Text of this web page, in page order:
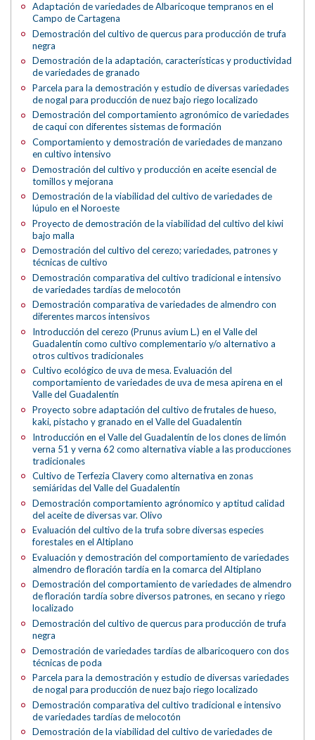
Adaptación de variedades de Albaricoque tempranos en el
Campo de Cartagena
Demostración del cultivo de quercus para producción de trufa
negra
Demostración de la adaptación, características y productividad
de variedades de granado
Parcela para la demostración y estudio de diversas variedades
de nogal para producción de nuez bajo riego localizado
Demostración del comportamiento agronómico de variedades
de caqui con diferentes sistemas de formación
Comportamiento y demostración de variedades de manzano
en cultivo intensivo
Demostración del cultivo y producción en aceite esencial de
tomillos y mejorana
Demostración de la viabilidad del cultivo de variedades de
lúpulo en el Noroeste
Proyecto de demostración de la viabilidad del cultivo del kiwi
bajo malla
Demostración del cultivo del cerezo; variedades, patrones y
técnicas de cultivo
Demostración comparativa del cultivo tradicional e intensivo
de variedades tardías de melocotón
Demostración comparativa de variedades de almendro con
diferentes marcos intensivos
Introducción del cerezo (Prunus avium L.) en el Valle del
Guadalentín como cultivo complementario y/o alternativo a
otros cultivos tradicionales
Cultivo ecológico de uva de mesa. Evaluación del
comportamiento de variedades de uva de mesa apirena en el
Valle del Guadalentín
Proyecto sobre adaptación del cultivo de frutales de hueso,
kaki, pistacho y granado en el Valle del Guadalentín
Introducción en el Valle del Guadalentín de los clones de limón
verna 51 y verna 62 como alternativa viable a las producciones
tradicionales
Cultivo de Terfezia Clavery como alternativa en zonas
semiáridas del Valle del Guadalentín
Demostración comportamiento agrónomico y aptitud calidad
del aceite de diversas var. Olivo
Evaluación del cultivo de la trufa sobre diversas especies
forestales en el Altiplano
Evaluación y demostración del comportamiento de variedades
almendro de floración tardía en la comarca del Altiplano
Demostración del comportamiento de variedades de almendro
de floración tardía sobre diversos patrones, en secano y riego
localizado
Demostración del cultivo de quercus para producción de trufa
negra
Demostración de variedades tardías de albaricoquero con dos
técnicas de poda
Parcela para la demostración y estudio de diversas variedades
de nogal para producción de nuez bajo riego localizado
Demostración comparativa del cultivo tradicional e intensivo
de variedades tardías de melocotón
Demostración de la viabilidad del cultivo de variedades de